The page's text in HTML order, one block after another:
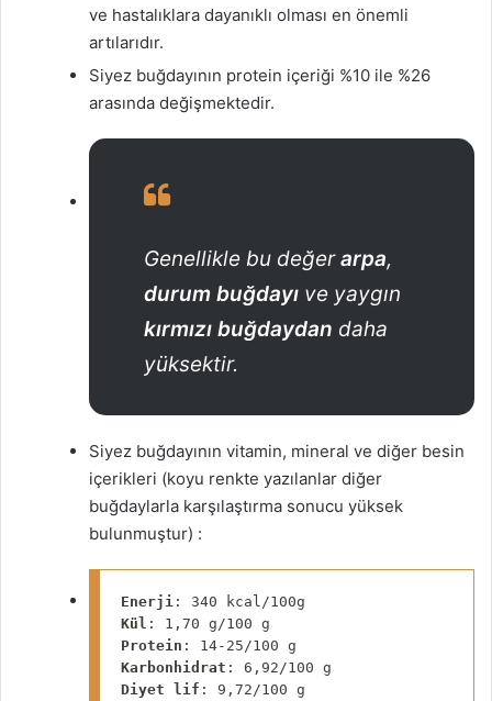
ve hastalıklara dayanıklı olması en önemli
artılarıdır.
Siyez buğdayının protein içeriği %10 ile %26
arasında değişmektedir.
Genellikle bu değerarpa,
durum buğdayı ve yaygın
kırmızı buğdaydan daha
yüksektir.
Siyez buğdayının vitamin, mineral ve diğer besin
içerikleri (koyu renkte yazılanlar diğer
buğdaylarla karşılaştırma sonucu yüksek
bulunmuştur) :
Enerji : 340 kcal /
Kül : 1,70 g/100 g
Protein : 14-25/
Karbonhidrat : 6,92/100 g
Diyet lif : 9,72/100 g